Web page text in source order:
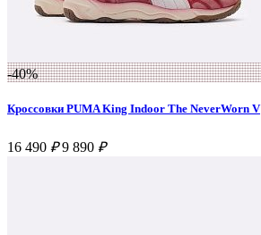
-40%
Кроссовки PUMA King Indoor The NeverWorn V
16 490 ₽ 9 890 ₽